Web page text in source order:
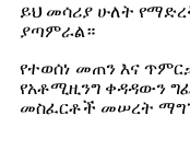
ይህ መሳሪያ ሁለት
ያጣምራል።
የተወሰነ መጠን እና
የአቶሚዚንግ ቀዳዳውን
መስፈርቶች መሠረት